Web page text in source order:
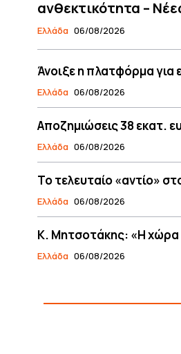
ανθεκτικότητα –
Ελλάδα 06/08/2026
Άνοιξε η πλατφόρμα
Ελλάδα 06/08/2026
Αποζημιώσεις 38 εκατ.
Ελλάδα 06/08/2026
Το τελευταίο «αντίο»
Ελλάδα 06/08/2026
Κ. Μητσοτάκης: «Η χώρα
Ελλάδα 06/08/2026